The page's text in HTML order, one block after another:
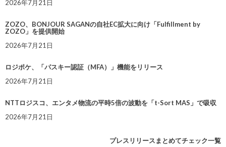
2026年7月21日
ZOZO、BONJOUR SAGANの自社EC拡大に向け「Fulfillment by
ZOZO」を提供開始
2026年7月21日
ロジポケ、「パスキー認証（MFA）」機能をリリース
2026年7月21日
NTTロジスコ、エンタメ物流の平時5倍の波動を「t-Sort MAS」で吸収
2026年7月21日
プレスリリースまとめてチェック一覧